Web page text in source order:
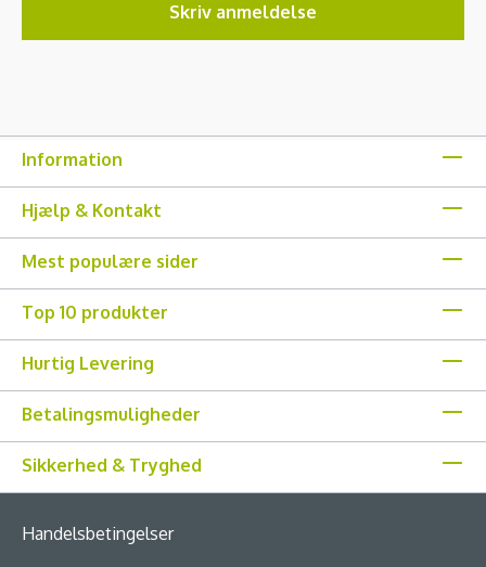
Skriv anmeldelse
Information
Hjælp & Kontakt
Mest populære sider
Top 10 produkter
Hurtig Levering
Betalingsmuligheder
Sikkerhed & Tryghed
Handelsbetingelser